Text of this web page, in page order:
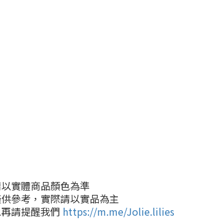
實體商品顏色為準
參考，實際請以實品為主
請提醒我們 https://m.me/Jolie.lilies